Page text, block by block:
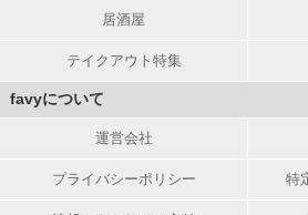
居酒屋
テイクアウト特集
favyについて
運営会社
プライバシーポリシー 特